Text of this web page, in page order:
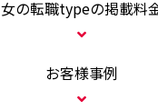
女の転職typeの掲載料
お客様事例